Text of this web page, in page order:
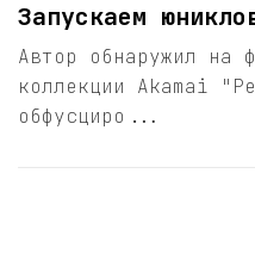
Запускаем
Автор обнаружил на
коллекции Akamai
обфусциро...